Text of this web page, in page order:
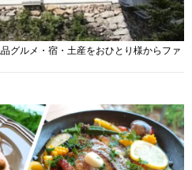
グルメ・宿・土産をおひとり様からファ